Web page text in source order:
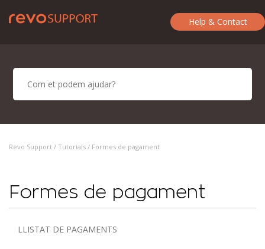
Help & Contact
Revo Support / Tutorials / Formes de pagament
Formes de pagament
LLISTAT DE PAGAMENTS